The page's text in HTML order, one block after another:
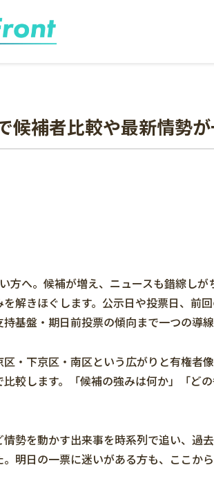
候補者比較や最新情勢
方へ。候補が増え、ニュースも錯綜し
解きほぐします。公示日や投票日、前
基盤・期日前投票の傾向まで一つの導線
・下京区・南区という広がりと有権者
較します。
「候補の強みは何か」「ど
勢を動かす出来事を時系列で追い、過
明日の一票に迷いがある方も、ここか